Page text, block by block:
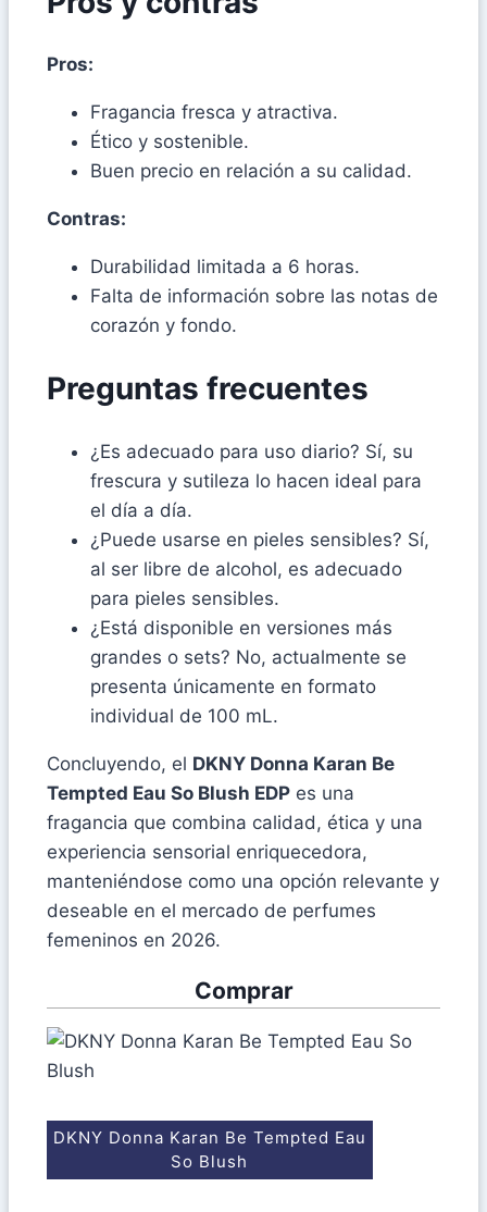
Pros:
Fragancia fresca y atractiva.
Ético y sostenible.
Buen precio en relación a su calidad.
Contras:
Durabilidad limitada a 6 horas.
Falta de información sobre las notas de
corazón y fondo.
Preguntas frecuentes
¿Es adecuado para uso diario? Sí, su
frescura y sutileza lo hacen ideal para
el día a día.
¿Puede usarse en pieles sensibles? Sí,
al ser libre de alcohol, es adecuado
para pieles sensibles.
¿Está disponible en versiones más
grandes o sets? No, actualmente se
presenta únicamente en formato
individual de 100 mL.
Concluyendo, el DKNY Donna Karan Be
Tempted Eau So Blush EDP es una
fragancia que combina calidad, ética y una
experiencia sensorial enriquecedora,
manteniéndose como una opción relevante y
deseable en el mercado de perfumes
femeninos en 2026.
Comprar
DKNY Donna Karan Be Tempted Eau
So Blush